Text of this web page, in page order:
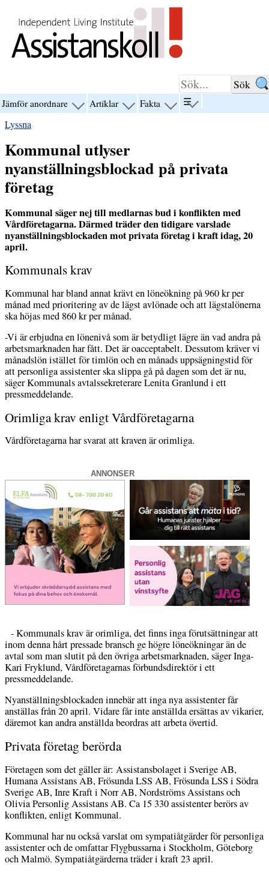
Jämför anordnare visa
anordnare”
Artiklar visa Fakta visa
☰visa
menyn
Lyssna
Kommunal utlyser
nyanställningsblockad på privata
företag
Kommunal säger nej till medlarnas bud i konflikten med
Vårdföretagarna. Därmed träder den tidigare varslade
nyanställningsblockaden mot privata företag i kraft idag, 20
april.
Kommunals krav
Kommunal har bland annat krävt en löneökning på 960 kr per
månad med prioritering av de lägst avlönade och att lägstalönerna
ska höjas med 860 kr per månad.
-Vi är erbjudna en lönenivå som är betydligt lägre än vad andra på
arbetsmarknaden har fått. Det är oacceptabelt. Dessutom kräver vi
månadslön istället för timlön och en månads uppsägningstid för
att personliga assistenter ska slippa gå på dagen som det är nu,
säger Kommunals avtalssekreterare Lenita Granlund i ett
pressmeddelande.
Orimliga krav enligt Vårdföretagarna
Vårdföretagarna har svarat att kraven är orimliga.
ANNONSER
- Kommunals krav är orimliga, det finns inga förutsättningar att
inom denna hårt pressade bransch ge högre löneökningar än de
avtal som man slutit på den övriga arbetsmarknaden, säger Inga-
Kari Fryklund, Vårdföretagarnas förbundsdirektör i ett
pressmeddelande.
Nyanställningsblockaden innebär att inga nya assistenter får
anställas från 20 april. Vidare får inte anställda ersättas av vikarier,
däremot kan andra anställda beordras att arbeta övertid.
Privata företag berörda
Företagen som det gäller är: Assistansbolaget i Sverige AB,
Humana Assistans AB, Frösunda LSS AB, Frösunda LSS i Södra
Sverige AB, Inre Kraft i Norr AB, Nordströms Assistans och
Olivia Personlig Assistans AB. Ca 15 330 assistenter berörs av
konflikten, enligt Kommunal.
Kommunal har nu också varslat om sympatiåtgärder för personliga
assistenter och de omfattar Flygbussarna i Stockholm, Göteborg
och Malmö. Sympatiåtgärderna träder i kraft 23 april.